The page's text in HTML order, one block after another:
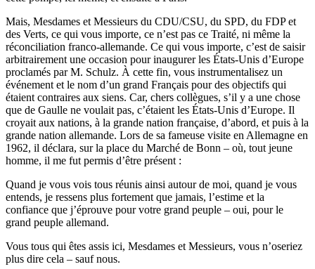
Mais, Mesdames et Messieurs du CDU/CSU, du SPD, du FDP et
des Verts, ce qui vous importe, ce n’est pas ce Traité, ni même la
réconciliation franco-allemande. Ce qui vous importe, c’est de saisir
arbitrairement une occasion pour inaugurer les États-Unis d’Europe
proclamés par M. Schulz. À cette fin, vous instrumentalisez un
événement et le nom d’un grand Français pour des objectifs qui
étaient contraires aux siens. Car, chers collègues, s’il y a une chose
que de Gaulle ne voulait pas, c’étaient les États-Unis d’Europe. Il
croyait aux nations, à la grande nation française, d’abord, et puis à la
grande nation allemande. Lors de sa fameuse visite en Allemagne en
1962, il déclara, sur la place du Marché de Bonn – où, tout jeune
homme, il me fut permis d’être présent :
Quand je vous vois tous réunis ainsi autour de moi, quand je vous
entends, je ressens plus fortement que jamais, l’estime et la
confiance que j’éprouve pour votre grand peuple – oui, pour le
grand peuple allemand.
Vous tous qui êtes assis ici, Mesdames et Messieurs, vous n’oseriez
plus dire cela – sauf nous.